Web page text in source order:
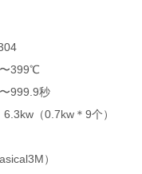
399℃
999.9秒
（0.7kw＊9个）
）